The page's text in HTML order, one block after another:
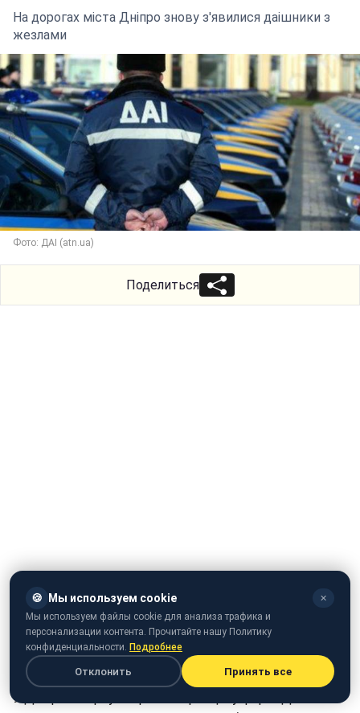
На дорогах міста Дніпро знову з'явилися даішники з
жезлами
Фото: ДАІ (atn.ua)
Поделиться
У Дніпрі повернули правоохоронців у формі ДАІ з
🍪 Мы используем cookie ✕
Мы используем файлы cookie для анализа трафика и
персонализации контента. Прочитайте нашу Политику
конфиденциальности. Подробнее
Отклонить Принять все